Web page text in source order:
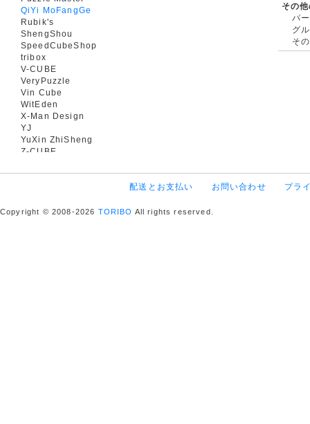
QiYi MoFangGe
Rubik's
ShengShou
SpeedCubeShop
tribox
V-CUBE
VeryPuzzle
Vin Cube
WitEden
X-Man Design
YJ
YuXin ZhiSheng
Z-CUBE
その
パ
グ
そ
配送とお支払い お問い合わせ プラ
Copyright © 2008-2026 TORIBO All rights reserved.